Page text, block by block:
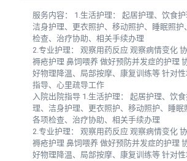
服务内容： 1.生活护理： 起居护理、饮食护
洁身护理、更衣照护、移动照护、睡眠照护
检查、治疗协助、相关手续办理
2.专业护理： 观察用药反应 观察病情变化
褥疮护理 鼻饲喂养 做好预防并发症的护理
好物理降温、局部按摩、康复训练等 针对
指导、心里疏导工作
入院出院指导 1.生活护理： 起居护理、饮
理、洁身护理、更衣照护、移动照护、睡眠
各项检查、治疗协助、相关手续办理
2.专业护理： 观察用药反应 观察病情变化
褥疮护理 鼻饲喂养 做好预防并发症的护理
好物理降温、局部按摩、康复训练等 针对